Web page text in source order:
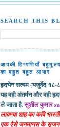
SEARCH THIS
आपकी टिप्पणियाँ
का बहुत बहुत आभार
हृदयेन सत्यम (यजुर्वेद १८-
यह वही अंतर्मन और वही
ले जाता है.सुशील कुमार
लावण्या शाह का कवि
एक ऐसे जनमानस के सृजन में